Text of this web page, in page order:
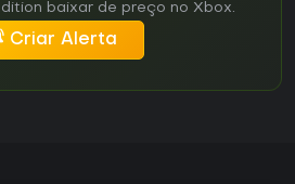
baixar de preço no Xbox.
Criar Alerta